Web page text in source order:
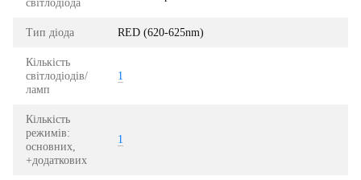
світлодіода
Тип діода RED (620-625nm)
Кількість
світлодіодів/
ламп
1
Кількість
режимів:
основних,
+додаткових
1